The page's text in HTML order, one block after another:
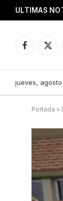
ULTIMAS
Facebook
X
jueves, agosto
Portada »